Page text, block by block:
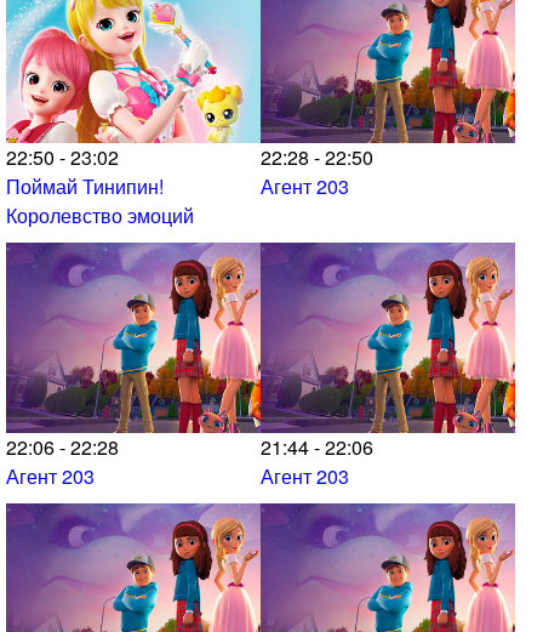
22:50 - 23:02
Поймай Тинипин!
Королевство эмоций
22:28 - 22:50
Агент 203
22:06 - 22:28
Агент 203
21:44 - 22:06
Агент 203